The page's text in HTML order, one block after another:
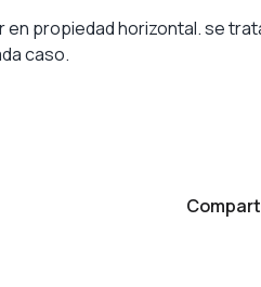
propiedad horizontal. se
caso.